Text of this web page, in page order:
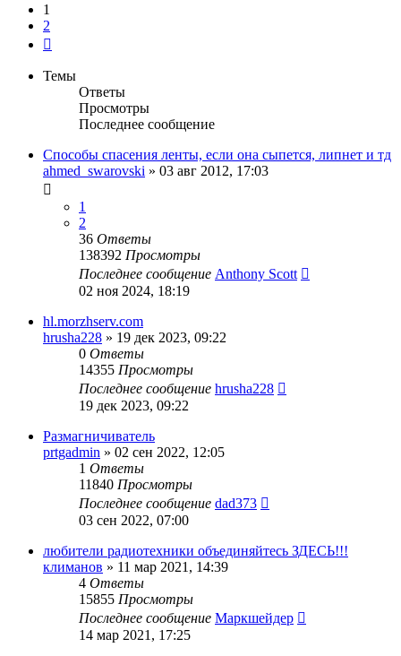
1
2
Темы
Ответы
Просмотры
Последнее сообщение
Способы спасения ленты, если она сыпется, липнет и тд
ahmed_swarovski » 03 авг 2012, 17:03
1
2
36 Ответы
138392 Просмотры
Последнее сообщение Anthony Scott
02 ноя 2024, 18:19
hl.morzhserv.com
hrusha228 » 19 дек 2023, 09:22
0 Ответы
14355 Просмотры
Последнее сообщение hrusha228
19 дек 2023, 09:22
Размагничиватель
prtgadmin » 02 сен 2022, 12:05
1 Ответы
11840 Просмотры
Последнее сообщение dad373
03 сен 2022, 07:00
любители радиотехники объединяйтесь ЗДЕСЬ!!!
климанов » 11 мар 2021, 14:39
4 Ответы
15855 Просмотры
Последнее сообщение Маркшейдер
14 мар 2021, 17:25